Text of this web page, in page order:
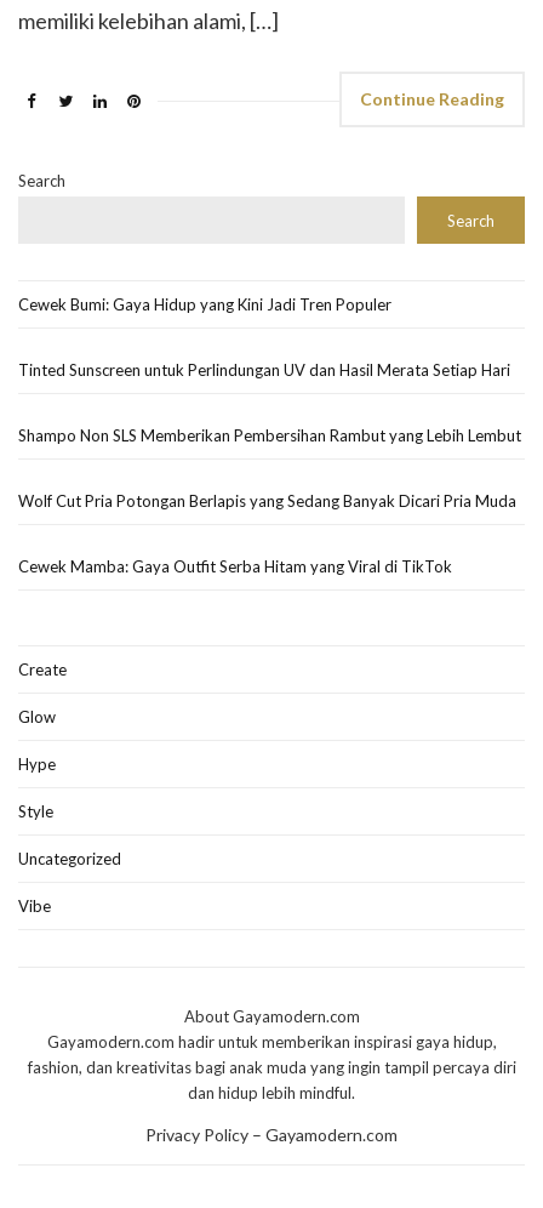
memiliki kelebihan alami, […]
Continue Reading
Search
Search
Cewek Bumi: Gaya Hidup yang Kini Jadi Tren Populer
Tinted Sunscreen untuk Perlindungan UV dan Hasil Merata Setiap Hari
Shampo Non SLS Memberikan Pembersihan Rambut yang Lebih Lembut
Wolf Cut Pria Potongan Berlapis yang Sedang Banyak Dicari Pria Muda
Cewek Mamba: Gaya Outfit Serba Hitam yang Viral di TikTok
Create
Glow
Hype
Style
Uncategorized
Vibe
About Gayamodern.com
Gayamodern.com hadir untuk memberikan inspirasi gaya hidup,
fashion, dan kreativitas bagi anak muda yang ingin tampil percaya diri
dan hidup lebih mindful.
Privacy Policy – Gayamodern.com